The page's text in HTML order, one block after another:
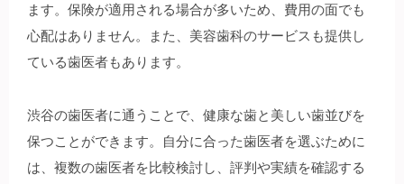
ます。保険が適用される場合が多いため、費用の面でも
心配はありません。また、美容歯科のサービスも提供し
ている歯医者もあります。
渋谷の歯医者に通うことで、健康な歯と美しい歯並びを
保つことができます。自分に合った歯医者を選ぶために
は、複数の歯医者を比較検討し、評判や実績を確認する